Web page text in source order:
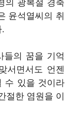
의 광복절 경축
윤석열씨의 취
들의 꿈을 기억
서면서도 언젠
수 있을 것이라
절한 염원을 이